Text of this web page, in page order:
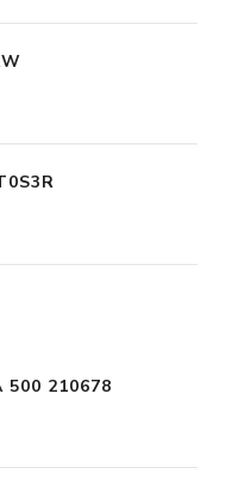
500 210678